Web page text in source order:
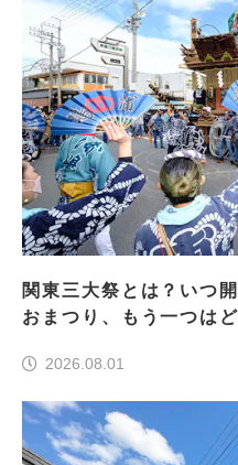
関東三大祭とは？いつ
おまつり、もう一つは
2026.08.01